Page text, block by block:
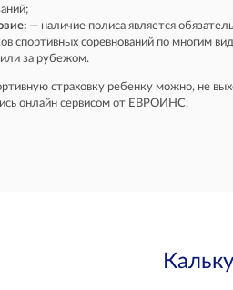
— наличие полиса является
спортивных соревнований по многим
или за рубежом.
страховку ребенку можно, не
онлайн сервисом от ЕВРОИНС.